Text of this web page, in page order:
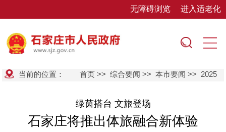
无障碍浏览 进入适老化
当前的位置： 首页 >>综合要闻 >>本市要闻 >> 2025
绿茵搭台 文旅登场
石家庄将推出体旅融合新体验